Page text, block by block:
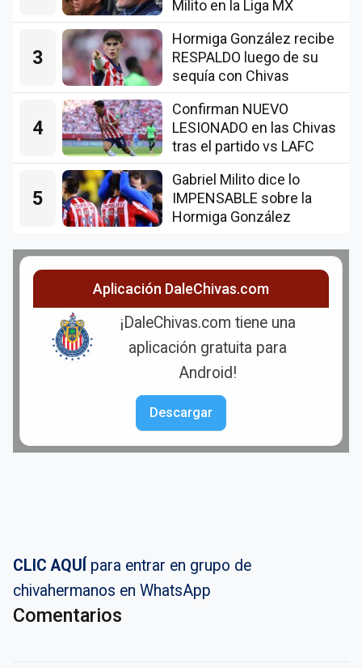
Milito en la Liga MX
3
Hormiga González recibe
RESPALDO luego de su
sequía con Chivas
4
Confirman NUEVO
LESIONADO en las Chivas
tras el partido vs LAFC
5
Gabriel Milito dice lo
IMPENSABLE sobre la
Hormiga González
Aplicación DaleChivas.com
¡DaleChivas.com tiene una
aplicación gratuita para
Android!
Descargar
CLIC AQUÍ para entrar en grupo de
chivahermanos en WhatsApp
Comentarios